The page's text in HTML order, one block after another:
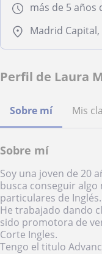
más de 5 años
Madrid
Perfil de Laura M
Sobre mí Mis
Sobre mí
Soy una joven de 20
busca conseguir algo
particulares de Inglés.
He trabajado dando
sido promotora de
Corte Ingles.
Tengo el titulo